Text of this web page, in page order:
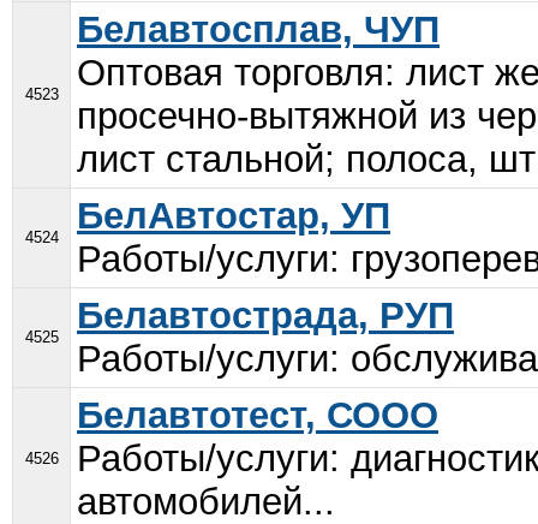
4523
Белавтосплав, ЧУП
Оптовая торговля: лист
просечно-вытяжной из
лист стальной; полоса,
4524
БелАвтостар, УП
Работы/услуги:
4525
Белавтострада, РУП
Работы/услуги:
4526
Белавтотест, СООО
Работы/услуги:
автомобилей...